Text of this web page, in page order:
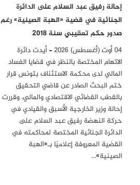
إحالة رفيق عبد السلام على الدائرة
الجنائية في قضية «الهبة الصينية» رغم
صدور حكم تعقيبي سنة 2018
04 أوت (أغسطس) 2026 – أيدت دائرة
الاتهام المختصة بالنظر في قضايا الفساد
المالي لدى محكمة الاستئناف بتونس قرار
ختم البحث الصادر عن قاضي التحقيق
بالقطب القضائي الاقتصادي والمالي، وقررت
إحالة وزير الخارجية الأسبق والقيادي في
حركة النهضة رفيق عبد السلام على
الدائرة الجنائية المختصة لمحاكمته في
القضية المعروفة إعلاميًا بـ«الهبة
الصينية»…